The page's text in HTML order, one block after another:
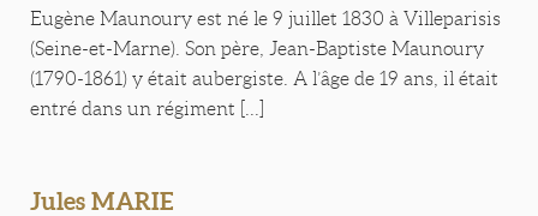
Eugène Maunoury est né le 9 juillet 1830 à Villeparisis
(Seine-et-Marne). Son père, Jean-Baptiste Maunoury
(1790-1861) y était aubergiste. A l’âge de 19 ans, il était
entré dans un régiment [...]
Jules MARIE